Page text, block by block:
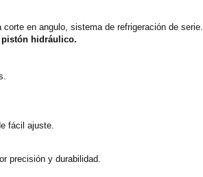
en angulo, sistema de refrigeración de serie.
pistón hidráulico.
fácil ajuste.
precisión y durabilidad.